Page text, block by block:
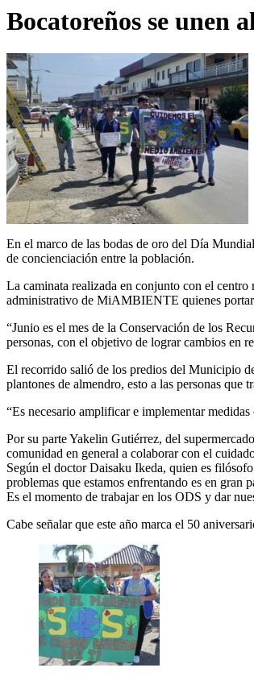
Bocatoreños se unen
En el marco de las bodas de oro del Día
de concienciación entre la población.
La caminata realizada en conjunto con el
administrativo de MiAMBIENTE quienes
“Junio es el mes de la Conservación de los
personas, con el objetivo de lograr cambios en
El recorrido salió de los predios del Municipio
plantones de almendro, esto a las personas que
“Es necesario amplificar e implementar
Por su parte Yakelin Gutiérrez, del
comunidad en general a colaborar con el
Según el doctor Daisaku Ikeda, quien es
problemas que estamos enfrentando es en gran
Es el momento de trabajar en los ODS y dar
Cabe señalar que este año marca el 50